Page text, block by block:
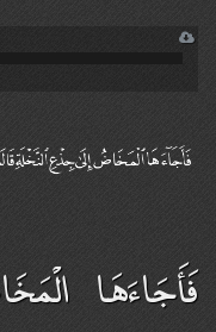
فَأَجَاءَهَا